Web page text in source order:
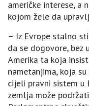
američke interese, a
kojom žele da
– Iz Evrope stalno
da se dogovore, bez
Amerika ta koja
nametanjima, koja
cijeli pravni sistem u
zemlja može